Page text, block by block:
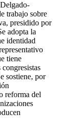
trabajo sobre
presidido por
adopta la
identidad
tiene
sostiene, por
reforma del